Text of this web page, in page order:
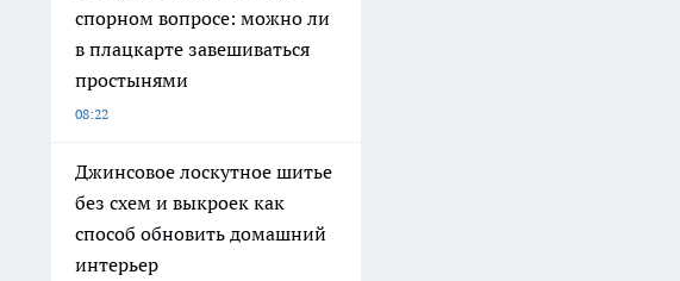
спорном вопросе: можно ли
в плацкарте завешиваться
простынями
08:22
Джинсовое лоскутное шитье
без схем и выкроек как
способ обновить домашний
интерьер